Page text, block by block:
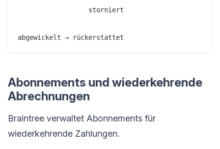
                  storniert
Abonnements und wiederkehrende
Abrechnungen
Braintree verwaltet Abonnements für
wiederkehrende Zahlungen.